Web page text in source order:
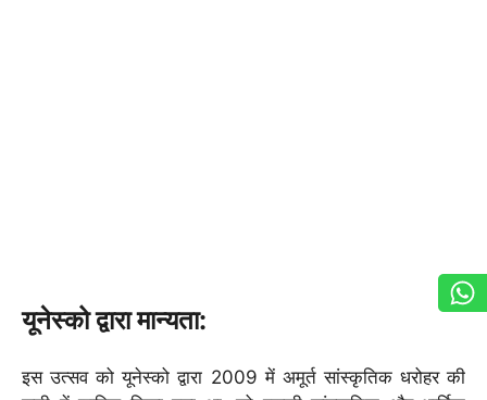
यूनेस्को द्वारा मान्यता:
इस उत्सव को यूनेस्को द्वारा 2009 में अमूर्त सांस्कृतिक धरोहर की